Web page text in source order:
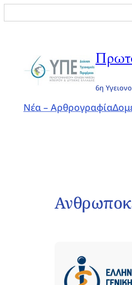
Search
περιεχόμενο
6η
Νέα – Αρθρογραφία